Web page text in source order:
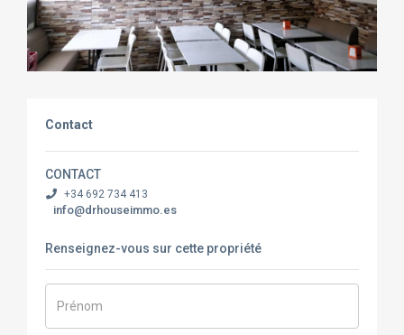
Contact
CONTACT
+34 692 734 413
info@drhouseimmo.es
Renseignez-vous sur cette propriété